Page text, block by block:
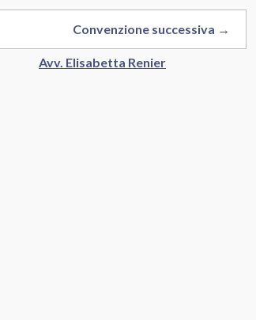
Convenzione successiva →
Avv. Elisabetta Renier